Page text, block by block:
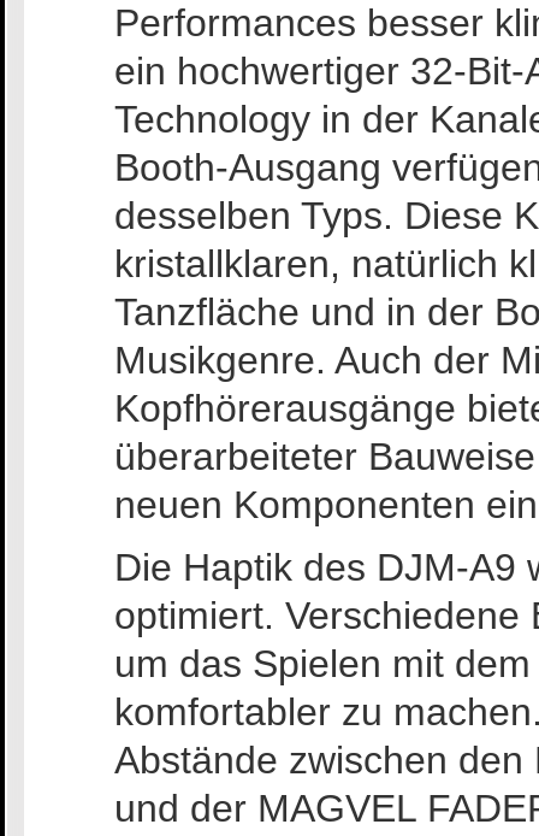
Performances besser
ein hochwertiger 32-
Technology in der
Booth-Ausgang
desselben Typs. Diese
kristallklaren, natürlich
Tanzfläche und in der
Musikgenre. Auch der
Kopfhörerausgänge
überarbeiteter
neuen Komponenten
Die Haptik des DJM-A9
optimiert.
um das Spielen mit
komfortabler zu
Abstände zwischen
und der MAGVEL